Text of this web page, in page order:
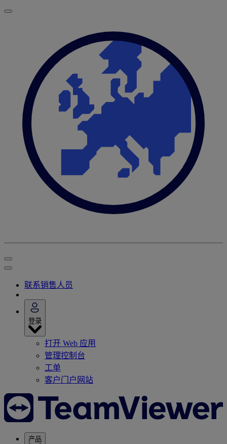
联系销售人员
登录
打开 Web 应用
管理控制台
工单
客户门户网站
产品